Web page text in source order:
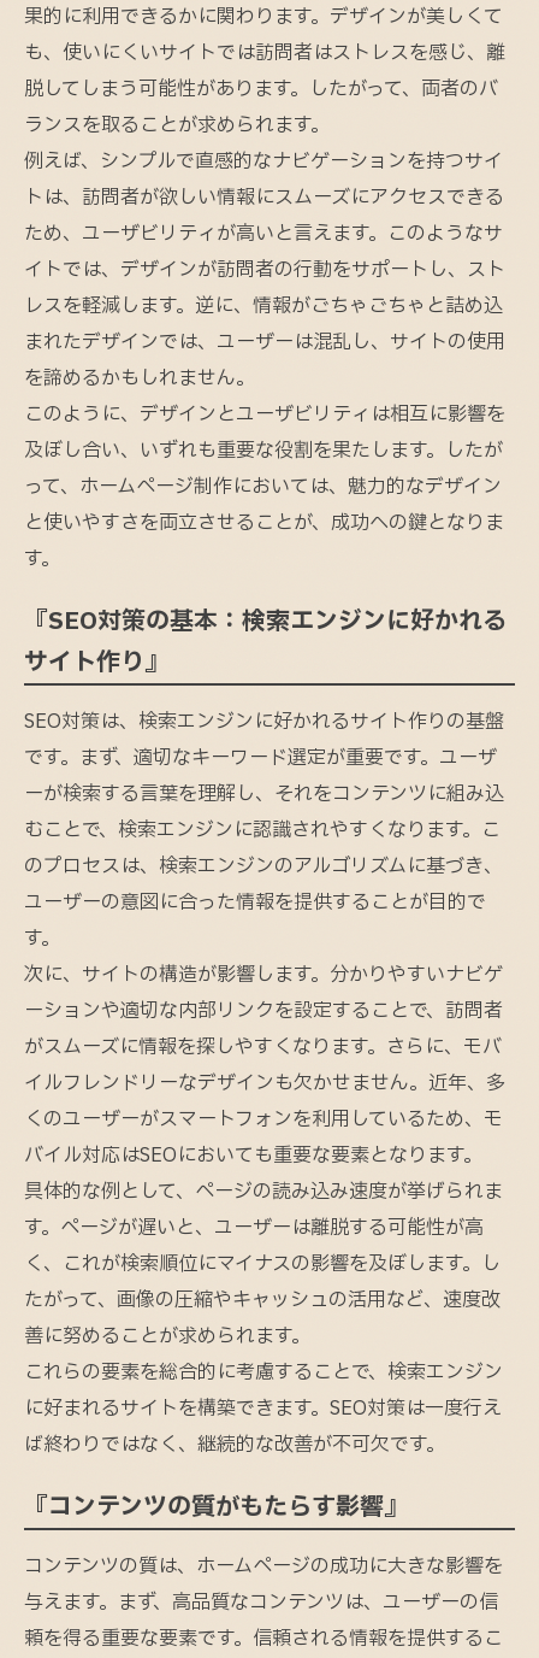
果的に利用できるかに関わります。デザインが美しくて
も、使いにくいサイトでは訪問者はストレスを感じ、離
脱してしまう可能性があります。したがって、両者のバ
ランスを取ることが求められます。
例えば、シンプルで直感的なナビゲーションを持つサイ
トは、訪問者が欲しい情報にスムーズにアクセスできる
ため、ユーザビリティが高いと言えます。このようなサ
イトでは、デザインが訪問者の行動をサポートし、スト
レスを軽減します。逆に、情報がごちゃごちゃと詰め込
まれたデザインでは、ユーザーは混乱し、サイトの使用
を諦めるかもしれません。
このように、デザインとユーザビリティは相互に影響を
及ぼし合い、いずれも重要な役割を果たします。したが
って、ホームページ制作においては、魅力的なデザイン
と使いやすさを両立させることが、成功への鍵となりま
す。
『SEO対策の基本：検索エンジンに好かれる
サイト作り』
SEO対策は、検索エンジンに好かれるサイト作りの基盤
です。まず、適切なキーワード選定が重要です。ユーザ
ーが検索する言葉を理解し、それをコンテンツに組み込
むことで、検索エンジンに認識されやすくなります。こ
のプロセスは、検索エンジンのアルゴリズムに基づき、
ユーザーの意図に合った情報を提供することが目的で
す。
次に、サイトの構造が影響します。分かりやすいナビゲ
ーションや適切な内部リンクを設定することで、訪問者
がスムーズに情報を探しやすくなります。さらに、モバ
イルフレンドリーなデザインも欠かせません。近年、多
くのユーザーがスマートフォンを利用しているため、モ
バイル対応はSEOにおいても重要な要素となります。
具体的な例として、ページの読み込み速度が挙げられま
す。ページが遅いと、ユーザーは離脱する可能性が高
く、これが検索順位にマイナスの影響を及ぼします。し
たがって、画像の圧縮やキャッシュの活用など、速度改
善に努めることが求められます。
これらの要素を総合的に考慮することで、検索エンジン
に好まれるサイトを構築できます。SEO対策は一度行え
ば終わりではなく、継続的な改善が不可欠です。
『コンテンツの質がもたらす影響』
コンテンツの質は、ホームページの成功に大きな影響を
与えます。まず、高品質なコンテンツは、ユーザーの信
頼を得る重要な要素です。信頼される情報を提供するこ